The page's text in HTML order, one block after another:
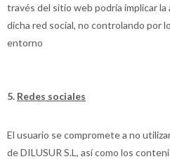
través del sitio web podría implicar
dicha red social, no controlando por
entorno
5. Redes sociales
El usuario se compromete a no
de DILUSUR S.L, así como los